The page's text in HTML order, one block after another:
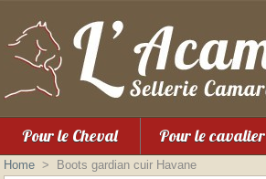
Pour le Cheval Pour le cavalier
Home > Boots gardian cuir Havane